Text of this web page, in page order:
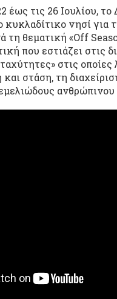
έως τις 26 Ιουλίου,
κυκλαδίτικο νησί για
τη θεματική «Off
που εστιάζει στις
στις
στάση, τη
ανθρώπινου